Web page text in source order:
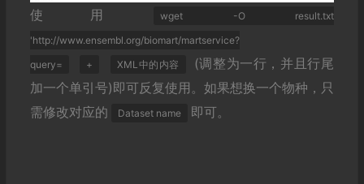
使用
wget -O result.txt
'http://www.ensembl.org/biomart/martservice?
query=
+ XML中的内容
(调整为一行，并且行尾
加一个单引号)即可反复使用。如果想换一个物种，只
需修改对应的
Dataset name 即可。